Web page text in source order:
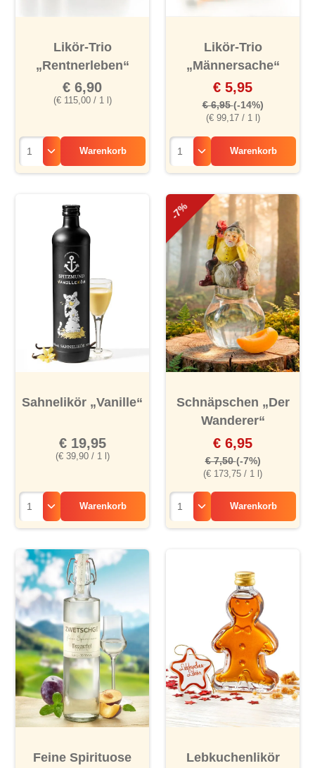
Likör-Trio
„Rentnerleben“
(€ 115,00 / 1 l)
€ 6,90
Warenkorb
Likör-Trio
„Männersache“
(€ 99,17 / 1 l)
€ 5,95
€ 6,95(-14%)
Warenkorb
Sahnelikör „Vanille“
(€ 39,90 / 1 l)
€ 19,95
Warenkorb
-7%
Schnäpschen „Der
Wanderer“
(€ 173,75 / 1 l)
€ 6,95
€ 7,50(-7%)
Warenkorb
Feine Spirituose
Lebkuchenlikör